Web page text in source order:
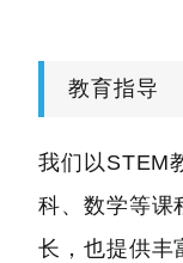
教育指导
我们以STEM
科、数学等课
长，也提供丰